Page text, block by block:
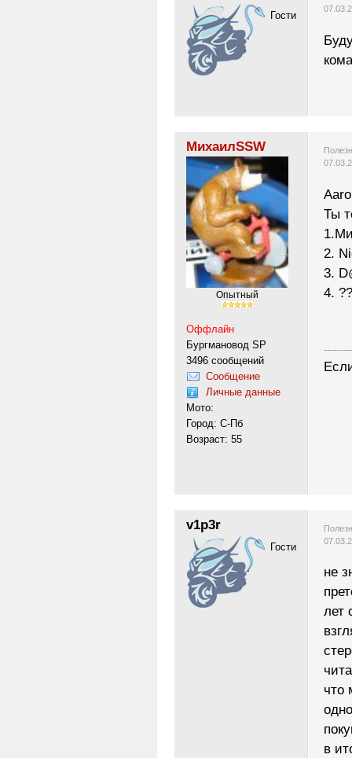
Гости
МихаилSSW
Опытный
Оффлайн
Бургмановод SP
3496 сообщений
Сообщение
Личные данные
Мото:
Город: С-Пб
Возраст: 55
Ты
2.
3.
4.
v1p3r
Гости
не
лет
что
в